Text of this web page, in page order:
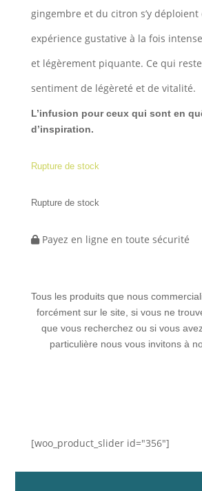
gingembre et du citron s’y déploient
expérience gustative à la fois
et légèrement piquante. Ce qui
sentiment de légèreté et de vitalité.
L’infusion pour ceux qui sont en
d’inspiration.
Rupture de stock
Rupture de stock
Payez en ligne en toute sécurité
Tous les produits que nous
forcément sur le site, si vous ne
que vous recherchez ou si vous
particulière nous vous invitons à
[woo_product_slider id="356"]